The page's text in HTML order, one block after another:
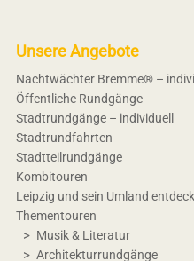
Unsere Angebote
Nachtwächter Bremme® –
Öffentliche Rundgänge
Stadtrundgänge – individuell
Stadtrundfahrten
Stadtteilrundgänge
Kombitouren
Leipzig und sein Umland
Thementouren
Musik & Literatur
Architekturrundgänge